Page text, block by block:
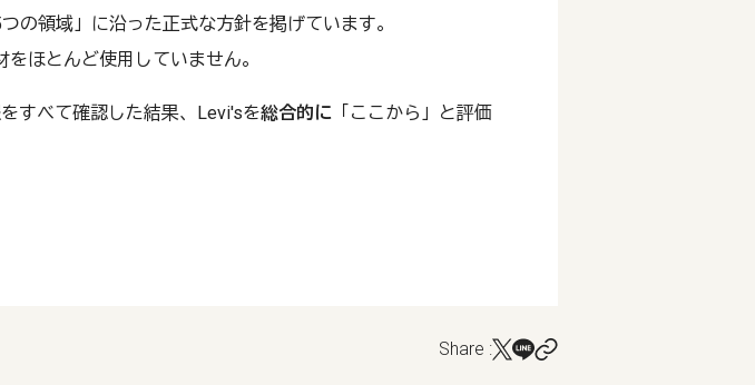
の領域」に沿った正式な方針を掲げています。
をほとんど使用していません。
すべて確認した結果、Levi'sを総合的に 「ここから」と評価
Share :